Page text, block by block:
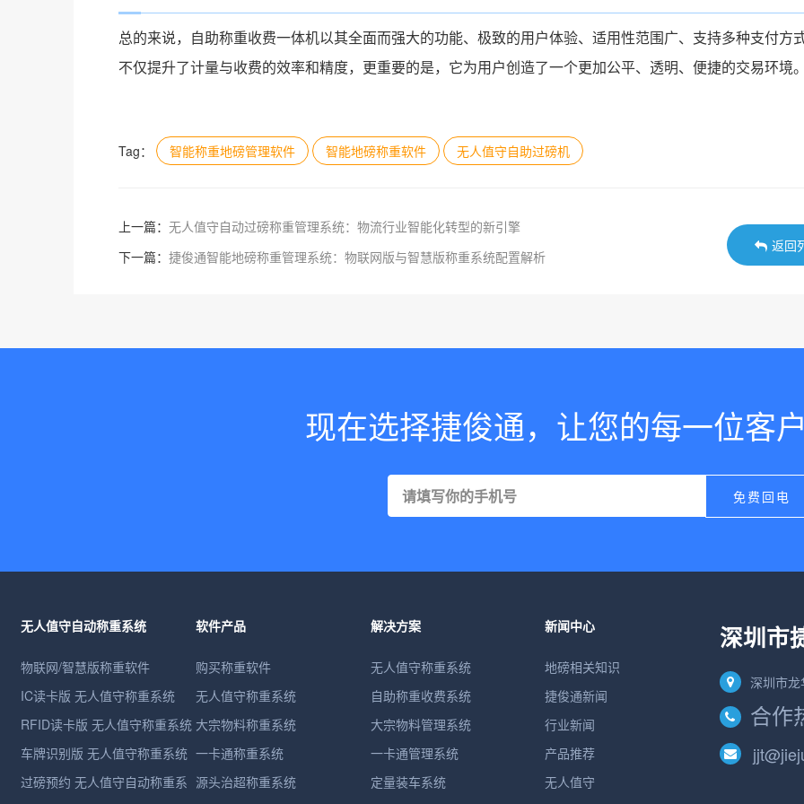
总的来说，自助称重收费一体机以其全面而强大的功能、极致的用户体验、适用性范围广、支持多种支付方式
不仅提升了计量与收费的效率和精度，更重要的是，它为用户创造了一个更加公平、透明、便捷的交易环境。
Tag： 智能称重地磅管理软件 智能地磅称重软件 无人值守自助过磅机
上一篇： 无人值守自动过磅称重管理系统：物流行业智能化转型的新引擎
下一篇： 捷俊通智能地磅称重管理系统：物联网版与智慧版称重系统配置解析
返回
现在选择捷俊通，让您的每一位客
无人值守自动称重系统
物联网/智慧版称重软件
IC读卡版 无人值守称重系统
RFID读卡版 无人值守称重系统
车牌识别版 无人值守称重系统
过磅预约 无人值守自动称重系
软件产品
购买称重软件
无人值守称重系统
大宗物料称重系统
一卡通称重系统
源头治超称重系统
解决方案
无人值守称重系统
自助称重收费系统
大宗物料管理系统
一卡通管理系统
定量装车系统
新闻中心
地磅相关知识
捷俊通新闻
行业新闻
产品推荐
无人值守
深圳市
深圳市
合作